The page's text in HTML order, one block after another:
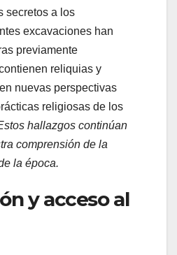
secretos a los
excavaciones han
previamente
reliquias y
nuevas perspectivas
religiosas de los
hallazgos continúan
comprensión de la
la época.
y acceso al